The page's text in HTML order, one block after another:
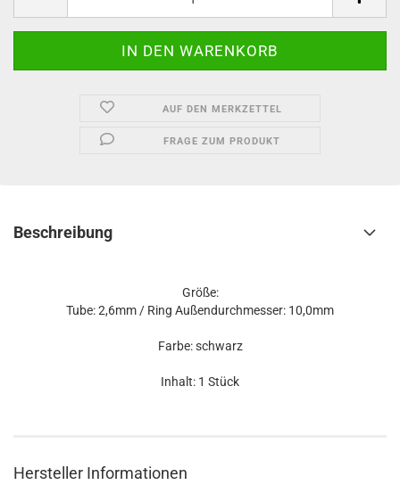
AUF DEN MERKZETTEL
FRAGE ZUM PRODUKT
Beschreibung
Größe:
Tube: 2,6mm / Ring Außendurchmesser: 10,0mm
Farbe: schwarz
Inhalt: 1 Stück
Hersteller Informationen